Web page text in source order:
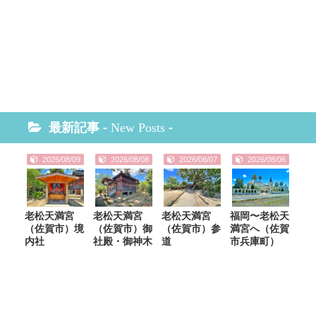
最新記事 - New Posts -
2026/08/09
老松天満宮
（佐賀市）境
内社
2026/08/08
老松天満宮
（佐賀市）御
社殿・御神木
2026/08/07
老松天満宮
（佐賀市）参
道
2026/08/06
福岡〜老松天
満宮へ（佐賀
市兵庫町）